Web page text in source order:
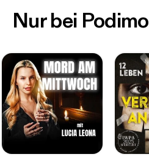
Nur bei Podimo